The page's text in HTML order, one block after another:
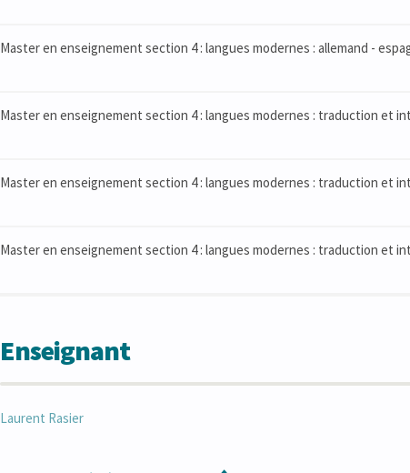
Master en enseignement section 4 : langues modernes : allemand -
Master en enseignement section 4 : langues modernes : traduction et
Master en enseignement section 4 : langues modernes : traduction et
Master en enseignement section 4 : langues modernes : traduction et
Enseignant
Laurent Rasier